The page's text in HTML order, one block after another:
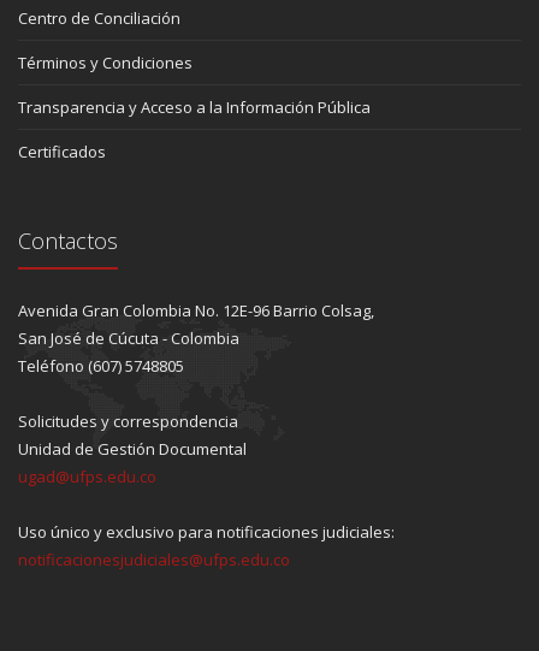
Centro de Conciliación
Términos y Condiciones
Transparencia y Acceso a la Información Pública
Certificados
Contactos
Avenida Gran Colombia No. 12E-96 Barrio Colsag,
San José de Cúcuta - Colombia
Teléfono (607) 5748805
Solicitudes y correspondencia
Unidad de Gestión Documental
ugad@ufps.edu.co
Uso único y exclusivo para notificaciones judiciales:
notificacionesjudiciales@ufps.edu.co